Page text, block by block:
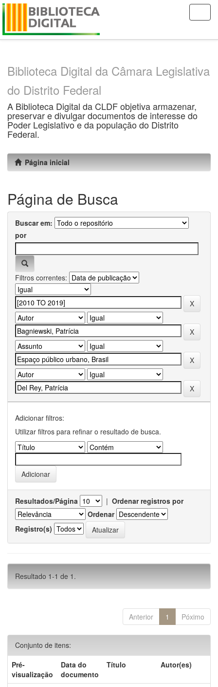
Skip
Biblioteca Digital da Câmara Legislativa
do Distrito Federal
A Biblioteca Digital da CLDF objetiva armazenar,
preservar e divulgar documentos de interesse do
Poder Legislativo e da população do Distrito
Federal.
Página inicial
Página de Busca
Buscar em:
por
Filtros correntes:
Adicionar filtros:
Utilizar filtros para refinar o resultado de busca.
Resultados/Página | Ordenar registros por
Ordenar
Registro(s)
Resultado 1-1 de 1.
Anterior 1 Póximo
Conjunto de itens:
Pré-
visualização
Data do
documento
Título Autor(es)